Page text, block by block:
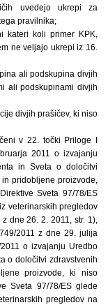
uvedejo ukrepi za
pravilnika;
kateri koli primer KPK,
ne veljajo ukrepi iz 16.
ali podskupina divjih
ali podskupinami divjih
divjih prašičev, ki niso
v 22. točki Priloge I
2011 o izvajanju
in Sveta o določitvi
pridobljene proizvode,
Sveta 97/78/ES
veterinarskih pregledov
dne 26. 2. 2011, str. 1),
2011 z dne 29. julija
o izvajanju Uredbo
o določitvi zdravstvenih
proizvode, ki niso
Sveta 97/78/ES glede
pregledov na